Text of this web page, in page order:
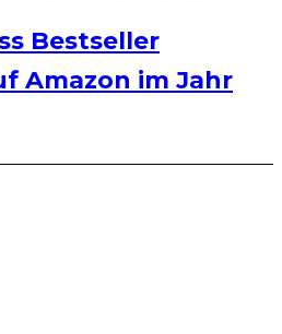
Bestseller
Amazon im Jahr